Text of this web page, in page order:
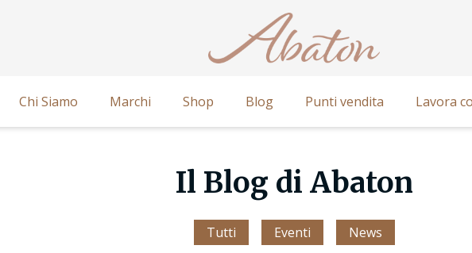
Chi Siamo Marchi Shop Blog Punti vendita Lavora
Il Blog di Abaton
Tutti Eventi News